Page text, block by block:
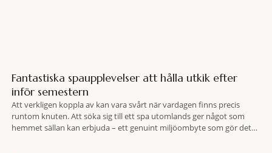
Fantastiska spaupplevelser att hålla utkik efter
inför semestern
Att verkligen koppla av kan vara svårt när vardagen finns precis
runtom knuten. Att söka sig till ett spa utomlands ger något som
hemmet sällan kan erbjuda – ett genuint miljöombyte som gör det